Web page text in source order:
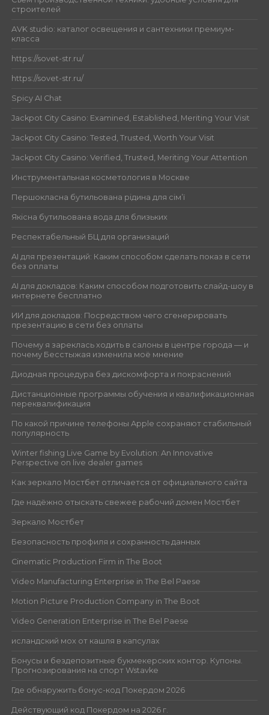
строителей
AVK studio: каталог освещения и сантехники премиум-
класса
https://sovet-str.ru/
https://sovet-str.ru/
Spicy AI Chat
Jackpot City Casino: Examined, Established, Meriting Your Visit
Jackpot City Casino: Tested, Trusted, Worth Your Visit
Jackpot City Casino: Verified, Trusted, Meriting Your Attention
Инструментальная косметология в Москве
Першокласна бутильована рідина для сім’ї
Якісна бутильована вода для близьких
Респектабельный БЦ для организаций
AI для презентаций: Каким способом сделать показ в сети
без оплаты
AI для докладов: Каким способом подготовить слайд-шоу в
интернете бесплатно
ИИ для докладов: Посредством чего сгенерировать
презентацию в сети без оплаты
Почему я зареклась ходить в салоны в центре города — и
почему Бесстыжая изменила моё мнение
Диодная процедура без дискомфорта и покраснений
Дистанционные программы обучения и квалификационная
переквалификация
По какой причине телефоны Apple сохраняют стабильный
популярность
Winter fishing Live Game by Evolution: An Innovative
Perspective on live dealer games
Как зеркало Мостбет отличается от официального сайта
Где надёжно отыскать свежее рабочий домен Мостбет
Зеркало Мостбет
Безопасность профиля и сохранность данных
Cinematic Production Firm in The Boot
Video Manufacturing Enterprise in The Bel Paese
Motion Picture Production Company in The Boot
Video Generation Enterprise in The Bel Paese
исландский мох от кашля в капсулах
Бонусы и бездепозитные букмекерских контор. Купоны.
Прогнозирования на спорт Wstavke
Где обнаружить бонус-код Покердом 2026
Действующий код Покердом на 2026 г.